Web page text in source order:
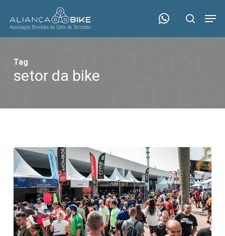
main
search
Tag
setor da bike